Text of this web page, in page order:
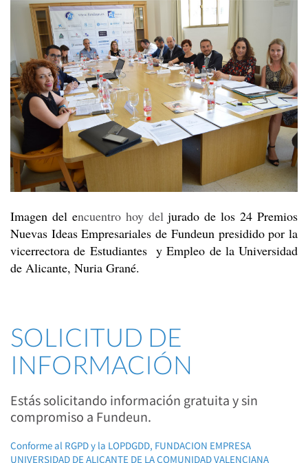
Imagen del encuentro hoy del jurado de los 24 Premios
Nuevas Ideas Empresariales de Fundeun presidido por la
vicerrectora de Estudiantes y Empleo de la Universidad
de Alicante, Nuria Grané.
SOLICITUD DE
INFORMACIÓN
Estás solicitando información gratuita y sin
compromiso a Fundeun.
Conforme al RGPD y la LOPDGDD, FUNDACION EMPRESA
UNIVERSIDAD DE ALICANTE DE LA COMUNIDAD VALENCIANA